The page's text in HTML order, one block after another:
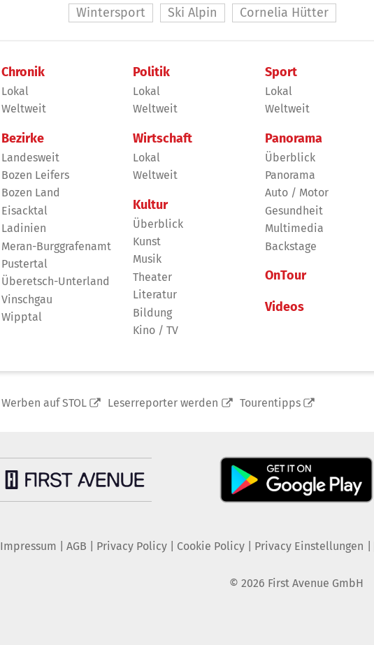
Wintersport
Ski Alpin Cornelia Hütter
Chronik
Lokal
Weltweit
Bezirke
Landesweit
Bozen Leifers
Bozen Land
Eisacktal
Ladinien
Meran-Burggrafenamt
Pustertal
Überetsch-Unterland
Vinschgau
Wipptal
Politik
Lokal
Weltweit
Wirtschaft
Lokal
Weltweit
Kultur
Überblick
Kunst
Musik
Theater
Literatur
Bildung
Kino / TV
Sport
Lokal
Weltweit
Panorama
Überblick
Panorama
Auto / Motor
Gesundheit
Multimedia
Backstage
OnTour
Videos
Werben auf STOL Leserreporter werden Tourentipps
Impressum AGB Privacy Policy| Cookie Policy| Privacy Einstellungen
© 2026 First Avenue GmbH